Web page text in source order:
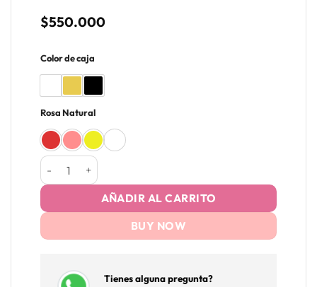
$550.000
Color de caja
Rosa Natural
Estuche de Lujo con JP. Chenet y Chocolates cantidad
AÑADIR AL CARRITO
BUY NOW
Tienes alguna pregunta?